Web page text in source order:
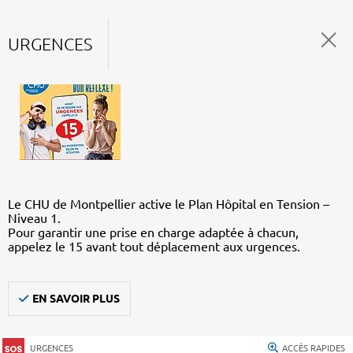
URGENCES
Le CHU de Montpellier active le Plan Hôpital en Tension –
Niveau 1.
Pour garantir une prise en charge adaptée à chacun,
appelez le 15 avant tout déplacement aux urgences.
EN SAVOIR PLUS
URGENCES ACCÈS RAPIDES